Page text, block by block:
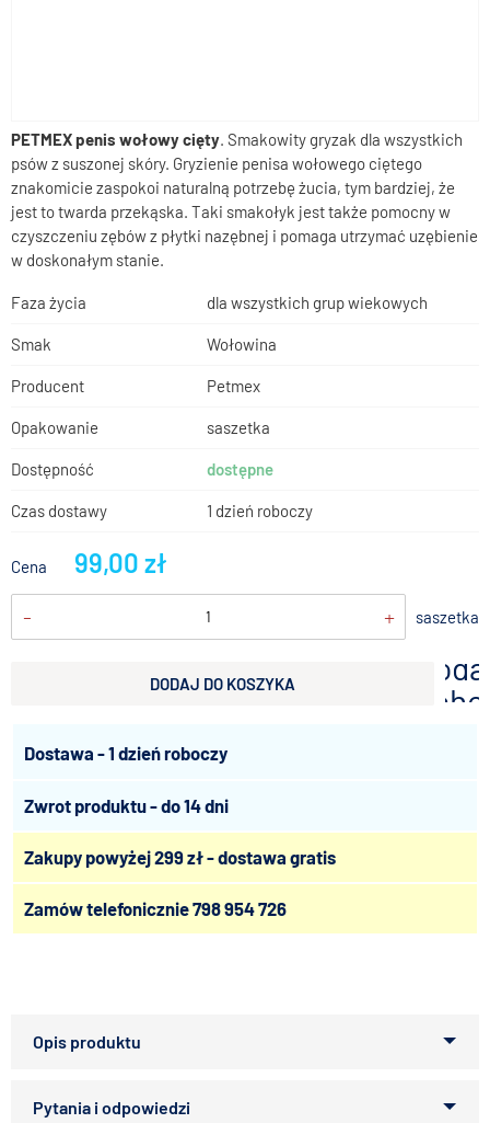
PETMEX penis wołowy cięty. Smakowity gryzak dla wszystkich
psów z suszonej skóry. Gryzienie penisa wołowego ciętego
znakomicie zaspokoi naturalną potrzebę żucia, tym bardziej, że
jest to twarda przekąska. Taki smakołyk jest także pomocny w
czyszczeniu zębów z płytki nazębnej i pomaga utrzymać uzębienie
w doskonałym stanie.
Faza życia dla wszystkich grup wiekowych
Smak Wołowina
Producent Petmex
Opakowanie saszetka
Dostępność dostępne
Czas dostawy 1 dzień roboczy
Cena 99,00 zł
- + saszetka
DODAJ DO KOSZYKA
Dostawa - 1 dzień roboczy
Zwrot produktu - do 14 dni
Zakupy powyżej 299 zł - dostawa gratis
Zamów telefonicznie798 954 726
wszystkich psów z suszonej skóry. Gryzienie penisa